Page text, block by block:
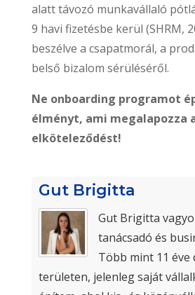
alatt távozó munkavállaló
9 havi fizetésbe kerül (SHRM,
beszélve a csapatmorál, a
belső bizalom sérüléséről.
Ne onboarding programot
élményt, ami megalapozza
elköteleződést!
Gut Brigitta
Gut Brigitta
tanácsadó és
Több mint 11 éve
területen, jelenleg saját